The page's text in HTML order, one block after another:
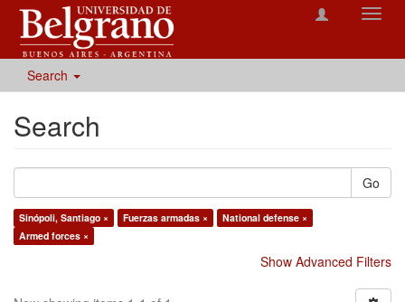
Search
Search
Go
Sinópoli, Santiago × Fuerzas armadas ×
National defense ×
Armed forces ×
Show Advanced Filters